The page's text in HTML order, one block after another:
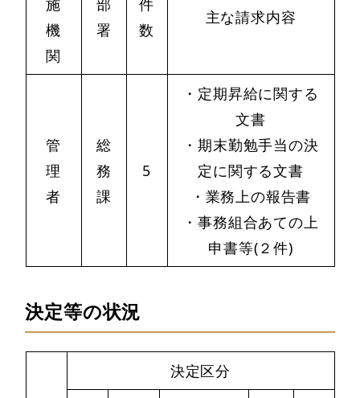
機
関
署
数
主な請求内容
管
理
者
総
務
課
5
・定期昇給に関する
文書
・期末勤勉手当の決
定に関する文書
・業務上の報告書
・事務組合あての上
申書等(２件)
決定等の状況
決定区分